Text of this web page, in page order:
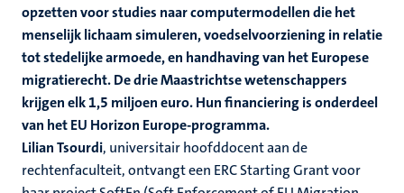
opzetten voor studies naar computermodellen die het
menselijk lichaam simuleren, voedselvoorziening in relatie
tot stedelijke armoede, en handhaving van het Europese
migratierecht. De drie Maastrichtse wetenschappers
krijgen elk 1,5 miljoen euro. Hun financiering is onderdeel
van het EU Horizon Europe-programma.
Lilian Tsourdi, universitair hoofddocent aan de
rechtenfaculteit, ontvangt een ERC Starting Grant voor